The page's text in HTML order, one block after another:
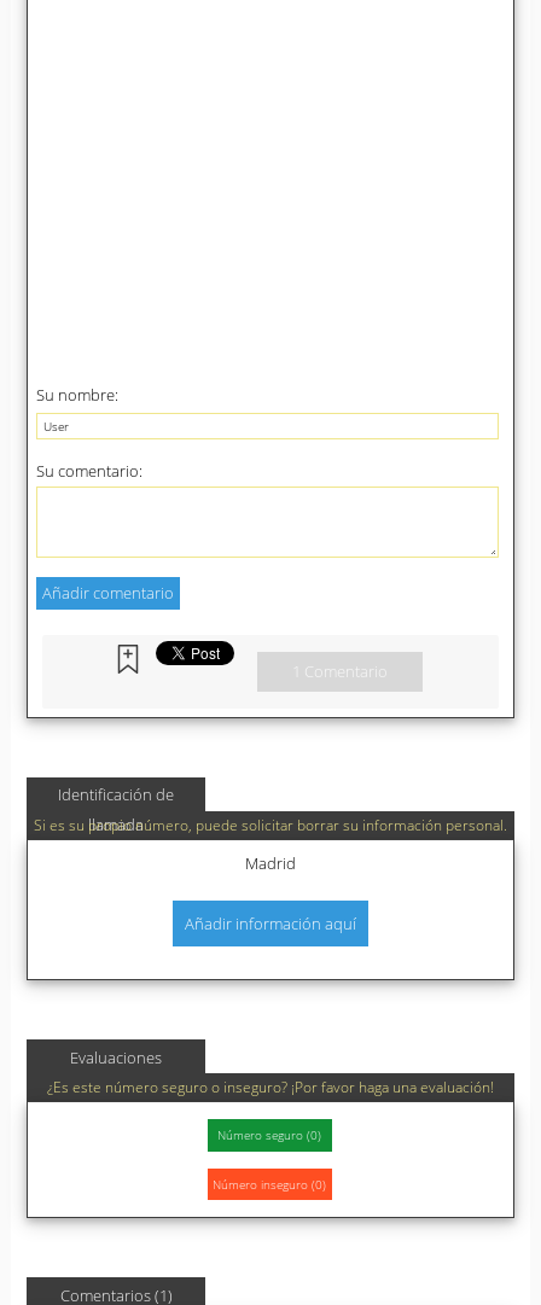
Su nombre:
Su comentario:
1 Comentario
Identificación de
llamada
Si es su propio número, puede solicitar borrar su información personal.
Madrid
Añadir información aquí
Evaluaciones
¿Es este número seguro o inseguro? ¡Por favor haga una evaluación!
Comentarios (1)